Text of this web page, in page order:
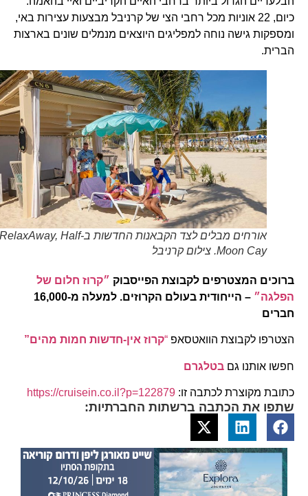
כיום, 22 אוניות מכל רחבי הצי של קרניבל מבצעות עצירות באי,
ומספקות גישה נוחה למפליגים היוצאים מנמלים שונים בארצות
הברית.
אורחים מבלים לצד הקבאנות החדשות ב-RelaxAway, Half
Moon Cay. צילום קרניבל
ברוכים המצטרפים לקבוצת הפייסבוק״קרוז חלום של
הפלגה״
– הייחודית בעולם הקרוזים. למעלה מ-16,000
חברים
הצטרפו לקבוצת הוואטסאפ“קרוז אין-חדשות חמות מהים”
חפשו אותנו גםבטלגרם
כתובת מקוצרת לכתבה זו: https://cruisein.co.il?p=122879
שתפו את הכתבה ברשתות החברתיות: